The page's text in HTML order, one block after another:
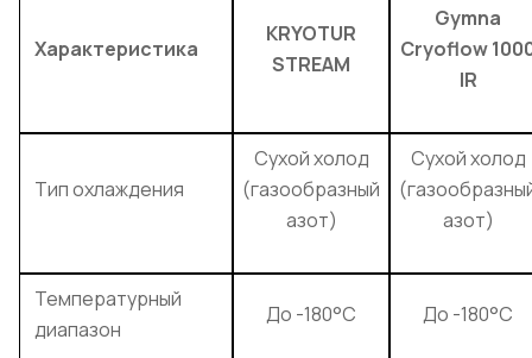
Характеристика
KRYOTUR
STREAM
Gymna
Cryoflow
IR
Тип охлаждения
Сухой холод
(газообразный
азот)
Сухой холод
азот)
Температурный
диапазон
До -180°C До -180°C